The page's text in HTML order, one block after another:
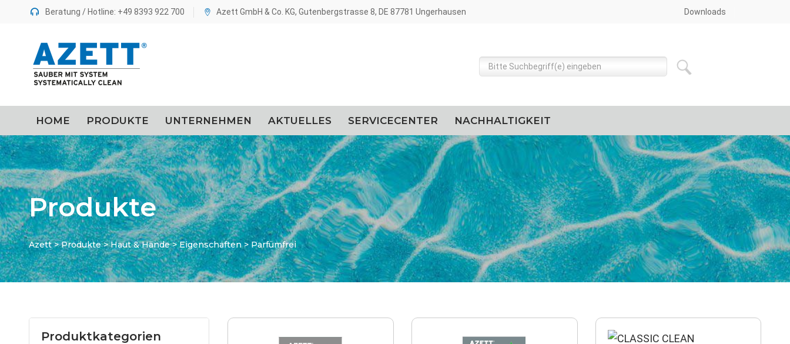
springen
Beratung / Hotline: +49 8393 922 700 Azett GmbH & Co. KG, Gutenbergstrasse 8, DE 87781 Ungerhausen Downloads
HOME PRODUKTE UNTERNEHMEN AKTUELLES SERVICECENTER NACHHALTIGKEIT
Produkte
Azett>Produkte>Haut & Hände>Eigenschaften>Parfümfrei
Produktkategorien